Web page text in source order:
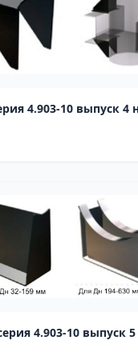
серия 4.903-10
4.903-10 выпуск